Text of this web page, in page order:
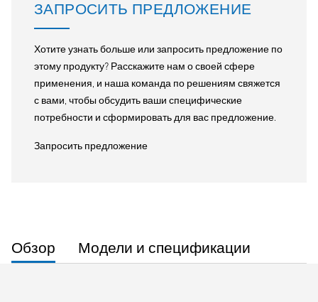
ЗАПРОСИТЬ ПРЕДЛОЖЕНИЕ
Хотите узнать больше или запросить предложение по
этому продукту? Расскажите нам о своей сфере
применения, и наша команда по решениям свяжется
с вами, чтобы обсудить ваши специфические
потребности и сформировать для вас предложение.
Запросить предложение
Обзор Модели и спецификации